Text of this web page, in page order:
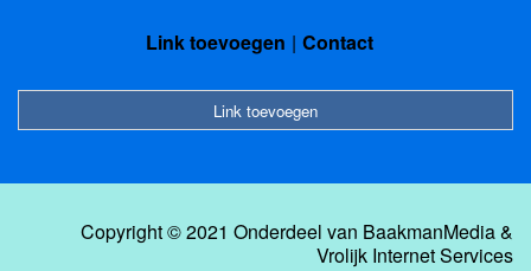
Link toevoegen Contact
Link toevoegen
Copyright © 2021 Onderdeel van BaakmanMedia&
Vrolijk Internet Services